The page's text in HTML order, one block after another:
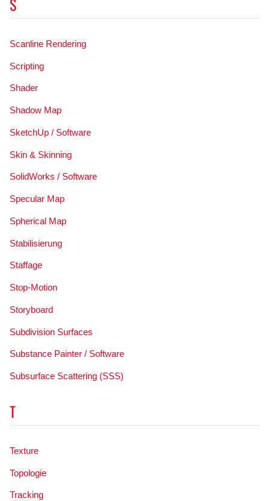
Scanline Rendering
Scripting
Shader
Shadow Map
SketchUp / Software
Skin & Skinning
SolidWorks / Software
Specular Map
Spherical Map
Stabilisierung
Staffage
Stop-Motion
Storyboard
Subdivision Surfaces
Substance Painter / Software
Subsurface Scattering (SSS)
T
Texture
Topologie
Tracking